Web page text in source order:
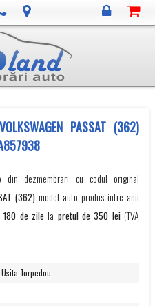
PASSAT (362)
din dezmembrari cu codul original
(362) model auto produs intre anii
de zile la pretul de 350 lei(TVA
Usita Torpedou